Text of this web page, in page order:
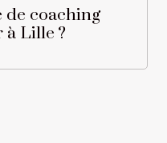
de coaching
à Lille ?